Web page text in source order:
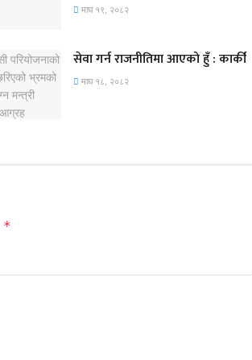
माघ १९, २०८२
सेवा गर्न राजनीतिमा आएको हुँ : कार्की
माघ १८, २०८२
*